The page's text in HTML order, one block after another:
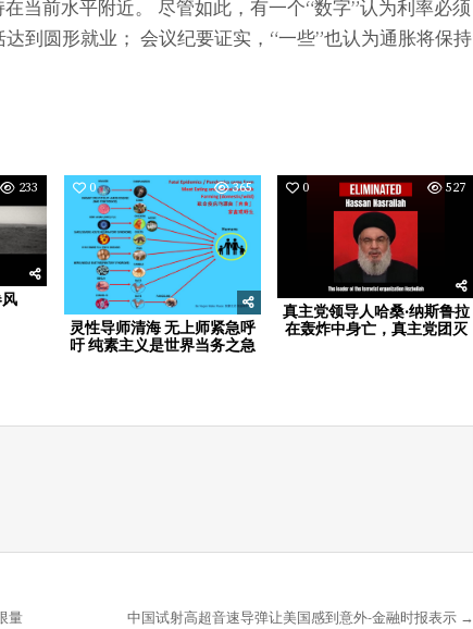
当前水平附近。 尽管如此，有一个“数字”认为利率必须
到圆形就业； 会议纪要证实，“一些”也认为通胀将保持
233 0 365
灵性导师清海 无上师紧急呼
吁 纯素主义是世界当务之急
0 527
真主党领导人哈桑·纳斯鲁拉
在轰炸中身亡，真主党团灭
中国试射高超音速导弹让美国感到意外-金融时报表示 →
量